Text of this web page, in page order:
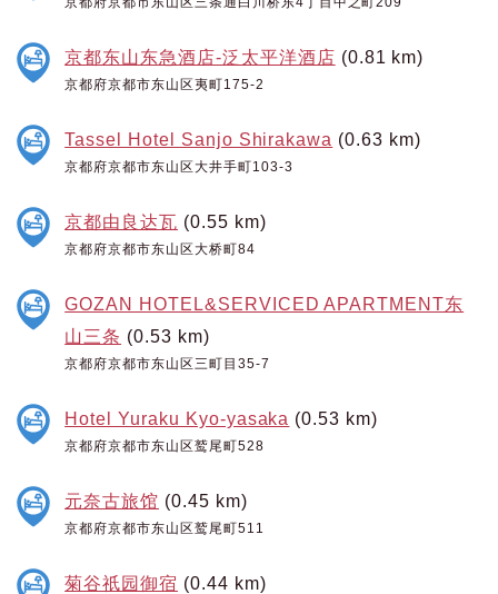
京都东山东急酒店-泛太平洋酒店 (0.81 km)
京都府京都市东山区夷町175-2
Tassel Hotel Sanjo Shirakawa (0.63 km)
京都府京都市东山区大井手町103-3
京都由良达瓦 (0.55 km)
京都府京都市东山区大桥町84
GOZAN HOTEL&SERVICED APARTMENT东
山三条 (0.53 km)
京都府京都市东山区三町目35-7
Hotel Yuraku Kyo-yasaka (0.53 km)
京都府京都市东山区鹫尾町528
元奈古旅馆 (0.45 km)
京都府京都市东山区鹫尾町511
菊谷祇园御宿 (0.44 km)